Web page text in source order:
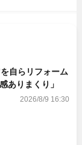
自らリフォーム
ありまくり」
2026/8/9 16:30